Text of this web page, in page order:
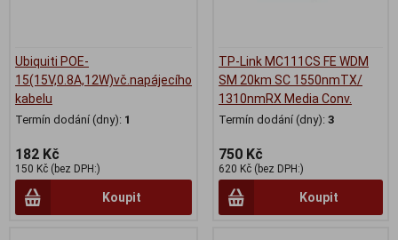
Ubiquiti POE-
15(15V,0.8A,12W)vč.napájecího
kabelu
Termín dodání (dny): 1
182 Kč
150 Kč (bez DPH:)
Koupit
TP-Link MC111CS FE WDM
SM 20km SC 1550nmTX/
1310nmRX Media Conv.
Termín dodání (dny): 3
750 Kč
620 Kč (bez DPH:)
Koupit